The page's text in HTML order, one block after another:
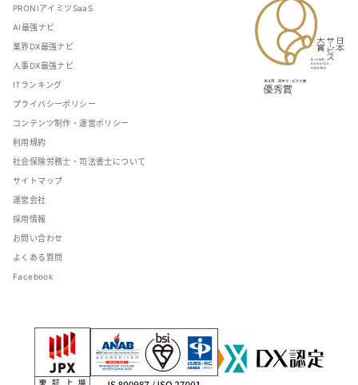
PRONIアイミツSaaS
AI最強ナビ
業界DX最強ナビ
人事DX最強ナビ
ITランキング
プライバシーポリシー
コンテンツ制作・運営ポリシー
利用規約
社会保険労務士・司法書士について
サイトマップ
運営会社
採用情報
お問い合わせ
よくある質問
Facebook